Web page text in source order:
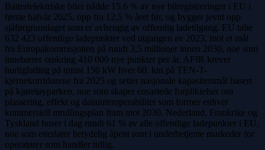
Batterielektriske biler nådde 15,6 % av nye bilregistreringer i EU i
første halvår 2025, opp fra 12,5 % året før, og bygger jevnt opp
sjåførgrunnlaget som er avhengig av offentlig ladetilgang. EU talte
632 423 offentlige ladepunkter ved utgangen av 2023, mot et mål
fra Europakommisjonen på rundt 3,5 millioner innen 2030, noe som
innebærer omkring 410 000 nye punkter per år. AFIR krever
hurtiglading på minst 150 kW hver 60. km på TEN-T-
kjernekorridorene fra 2025 og setter nasjonale kapasitetsmål basert
på kjøretøyparken, noe som skaper ensartede forpliktelser om
plassering, effekt og datainteroperabilitet som former enhver
kommersiell utrullingsplan fram mot 2030. Nederland, Frankrike og
Tyskland huser i dag rundt 61 % av alle offentlige ladepunkter i EU,
noe som etterlater betydelig åpent rom i underbetjente markeder for
operatører som handler tidlig.